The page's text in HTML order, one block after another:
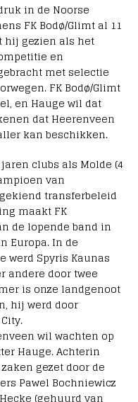
in de Noorse
FK Bodø/Glimt al 11
hij gezien als het
en
met selectie
FK Bodø/Glimt
en Hauge wil dat
dat Heerenveen
kan beschikken.
clubs als Molde (4
van
transferbeleid
maakt FK
de lopende band in
Europa. In de
werd Spyris Kaunas
andere door twee
is onze landgenoot
hij werd door
wil wachten op
Hauge. Achterin
gezet door de
Pawel Bochniewicz
(gehuurd van